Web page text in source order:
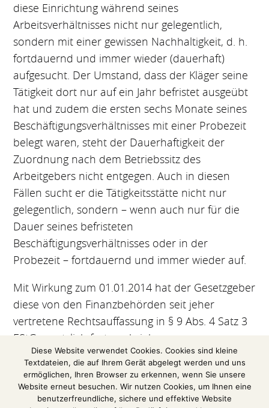
diese Einrichtung während seines
Arbeitsverhältnisses nicht nur gelegentlich,
sondern mit einer gewissen Nachhaltigkeit, d. h.
fortdauernd und immer wieder (dauerhaft)
aufgesucht. Der Umstand, dass der Kläger seine
Tätigkeit dort nur auf ein Jahr befristet ausgeübt
hat und zudem die ersten sechs Monate seines
Beschäftigungsverhältnisses mit einer Probezeit
belegt waren, steht der Dauerhaftigkeit der
Zuordnung nach dem Betriebssitz des
Arbeitgebers nicht entgegen. Auch in diesen
Fällen sucht er die Tätigkeitsstätte nicht nur
gelegentlich, sondern – wenn auch nur für die
Dauer seines befristeten
Beschäftigungsverhältnisses oder in der
Probezeit – fortdauernd und immer wieder auf.
Mit Wirkung zum 01.01.2014 hat der Gesetzgeber
diese von den Finanzbehörden seit jeher
vertretene Rechtsauffassung in § 9 Abs. 4 Satz 3
EStG gesetzlich festgeschrieben.
(Auszug aus einer Pressemitteilung des
Bundesfinanzhofs)
Diese Website verwendet Cookies. Cookies sind kleine
Textdateien, die auf Ihrem Gerät abgelegt werden und uns
ermöglichen, Ihren Browser zu erkennen, wenn Sie unsere
Website erneut besuchen. Wir nutzen Cookies, um Ihnen eine
benutzerfreundliche, sichere und effektive Website